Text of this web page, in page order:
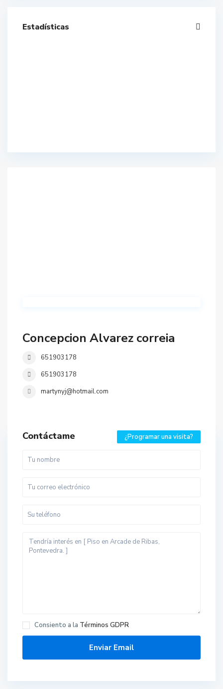
Estadísticas
Concepcion Alvarez correia
651903178
651903178
martynyj@hotmail.com
Contáctame ¿Programar una visita?
Consiento a la Términos GDPR